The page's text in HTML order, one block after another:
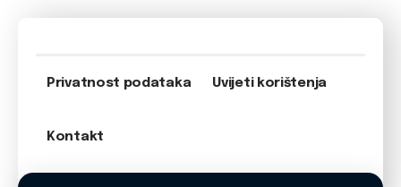
Privatnost podataka Uvijeti korištenja
Kontakt